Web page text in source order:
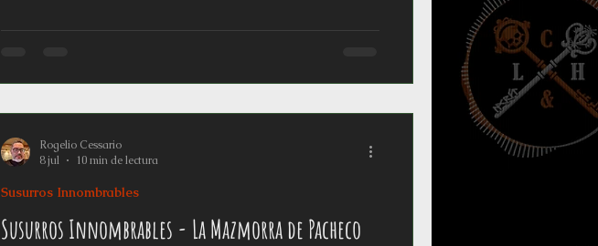
Metal Fest, portadas de bandas nacionales e
Monterrey, conferencista en universidades, ferias del
Susurros Innombrables - La Mazmorra de Pacheco
Susurros Innombrables
Rogelio Cessario
8 jul
10 min de lectura